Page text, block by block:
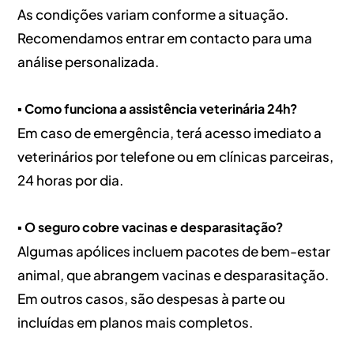
As condições variam conforme a situação.
Recomendamos entrar em contacto para uma
análise personalizada.
▪️ Como funciona a assistência veterinária 24h?
Em caso de emergência, terá acesso imediato a
veterinários por telefone ou em clínicas parceiras,
24 horas por dia.
▪️O seguro cobre vacinas e desparasitação?
Algumas apólices incluem pacotes de bem-estar
animal, que abrangem vacinas e desparasitação.
Em outros casos, são despesas à parte ou
incluídas em planos mais completos.